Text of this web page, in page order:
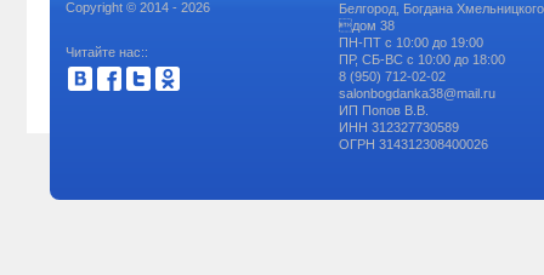
Copyright © 2014 - 2026
Читайте нас::
Белгород, Богдана
дом 38
ПН-ПТ с 10:00 до 19:00
ПР, СБ-ВС с 10:00 до 18:00
8 (950) 712-02-02
salonbogdanka38@mail.ru
ИП Попов В.В.
ИНН 312327730589
ОГРН 314312308400026